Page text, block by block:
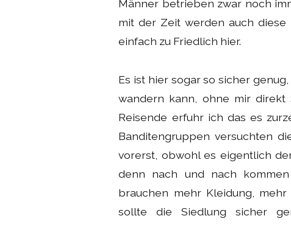
Männer betrieben zwar noch
mit der Zeit werden auch diese
einfach zu Friedlich hier.
Es ist hier sogar so sicher
wandern kann, ohne mir direkt
Reisende erfuhr ich das es
Banditengruppen versuchten
vorerst, obwohl es eigentlich
denn nach und nach
brauchen mehr Kleidung,
sollte die Siedlung sicher